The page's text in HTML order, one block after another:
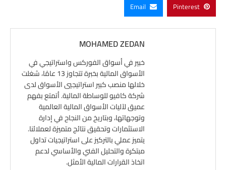
Pinterest
Email
MOHAMED ZEDAN
خبير في أسواق الفوركس واستراتيجي في
الأسواق المالية بخبرة تتجاوز 13 عامًا، شغلت
خلالها منصب كبير استراتيجيي الأسواق لدى
شركة كافيو للوساطة المالية. أتمتع بفهم
عميق لآليات الأسواق المالية العالمية
وتوجهاتها، وبتاريخ من النجاح في إدارة
الاستثمارات وتحقيق نتائج متميزة لعملائنا.
يتميز عملي بالتركيز على استراتيجيات تداول
مبتكرة والتحليل الفني والأساسي لدعم
اتخاذ القرارات المالية الأمثل.